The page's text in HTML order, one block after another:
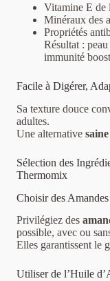
Vitamine E de
Minéraux des
Propriétés
Résultat :
immunité
Facile à Digérer,
Sa texture douce
adultes.
Une alternative saine
Sélection des
Thermomix
Choisir des
Privilégiez des
possible, avec ou
Elles garantissent le
Utiliser de l’Huile